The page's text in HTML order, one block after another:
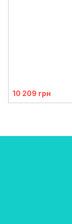
10 209 грн